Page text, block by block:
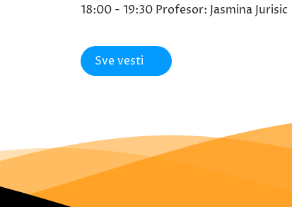
18:00 - 19:30 Profesor: Jasmina Jurisic
Sve vesti